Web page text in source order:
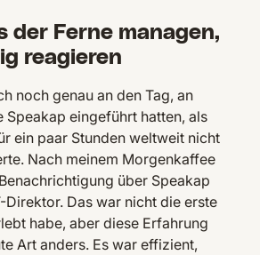
der Ferne managen,
reagieren
noch genau an den Tag, an
Speakap eingeführt hatten, als
ein paar Stunden weltweit nicht
Nach meinem Morgenkaffee
über Speakap
Direktor. Das war nicht die erste
habe, aber diese Erfahrung
Art anders. Es war effizient,